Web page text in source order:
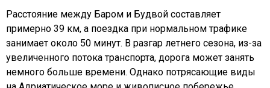
Расстояние между Баром и Будвой составляет
примерно 39 км, а поездка при нормальном трафике
занимает около 50 минут. В разгар летнего сезона, из-за
увеличенного потока транспорта, дорога может занять
немного больше времени. Однако потрясающие виды